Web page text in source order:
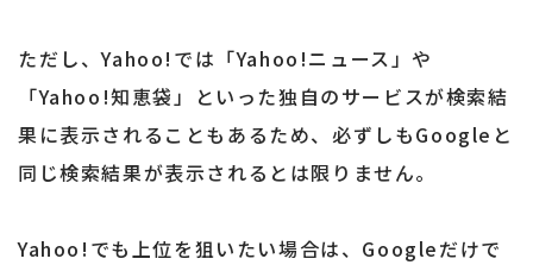
ただし、Yahoo!では「Yahoo!ニュース」や
「Yahoo!知恵袋」といった独自のサービスが検索結
果に表示されることもあるため、必ずしもGoogleと
同じ検索結果が表示されるとは限りません。
Yahoo!でも上位を狙いたい場合は、Googleだけで